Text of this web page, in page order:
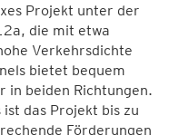
Projekt unter der
die mit etwa
Verkehrsdichte
bietet bequem
in beiden Richtungen.
das Projekt bis zu
Förderungen